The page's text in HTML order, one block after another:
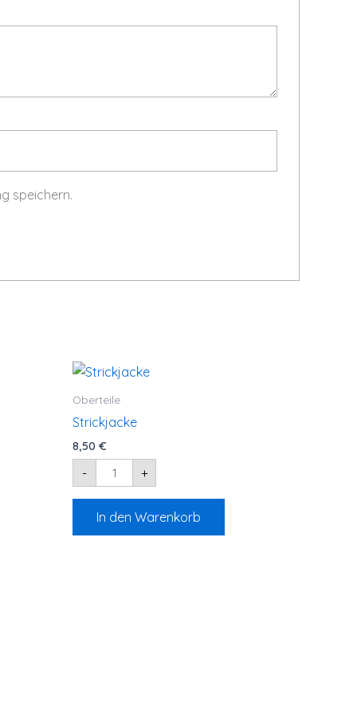
speichern.
Oberteile
Strickjacke
8,50 €
-
Strickjacke
Menge
+
In den Warenkorb